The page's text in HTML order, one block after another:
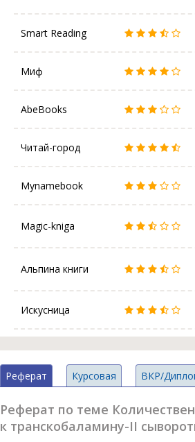
Smart Reading
Миф
AbeBooks
Читай-город
Mynamebook
Magic-kniga
Альпина книги
Искусница
Реферат Курсовая ВКР/
Реферат по теме
к транскобаламину-II